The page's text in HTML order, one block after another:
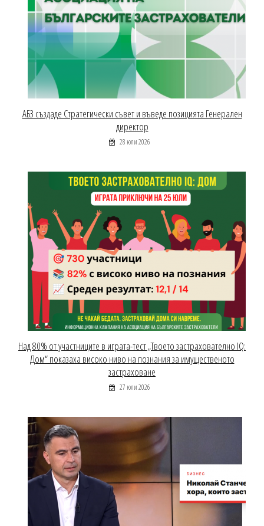
АБЗ създаде Стратегически съвет и въведе позицията Генерален
директор
28 юли 2026
Над 80% от участниците в играта-тест „Твоето застрахователно IQ:
Дом“ показаха високо ниво на познания за имущественото
застраховане
27 юли 2026